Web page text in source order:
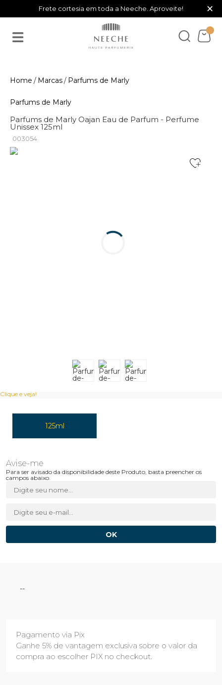
Frete cortesia em toda a Neeche. Aproveite! ×
Marcas Parfums de Marly
Parfums de Marly
Parfums de Marly Oajan Eau de Parfum - Perfume
Unissex 125ml
003054
Clique e veja!
125ml
Para ser avisado da disponibilidade deste Produto, basta preencher os
campos abaixo.
--
Pagamento via Pix
Ganhe 5% de vantagem exclusiva sobre o valor da
compra ao escolher PIX no checkout.